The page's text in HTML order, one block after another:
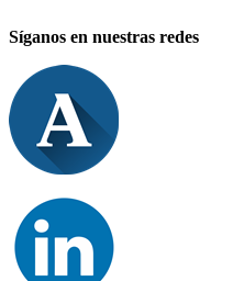
Síganos en nuestras redes